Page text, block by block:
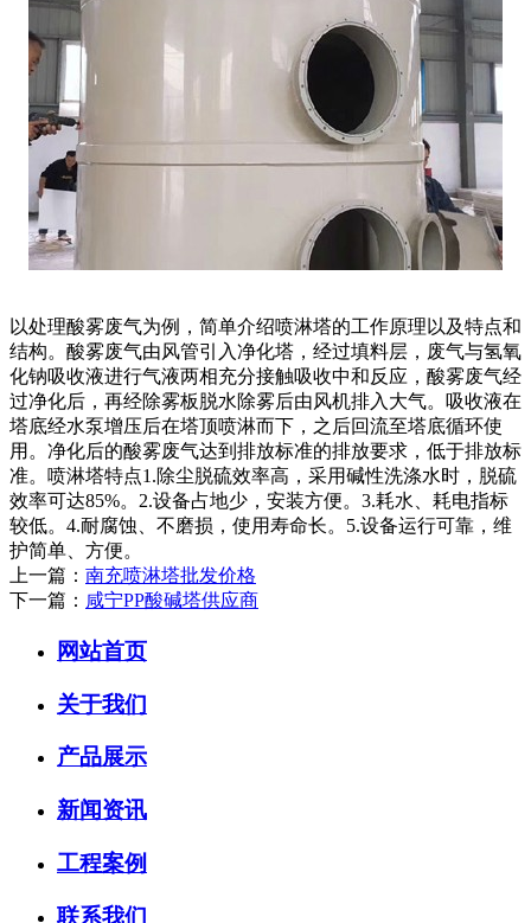
以处理酸雾废气为例，简单介绍喷淋塔的工作原理以及特点和
结构。酸雾废气由风管引入净化塔，经过填料层，废气与氢氧
化钠吸收液进行气液两相充分接触吸收中和反应，酸雾废气经
过净化后，再经除雾板脱水除雾后由风机排入大气。吸收液在
塔底经水泵增压后在塔顶喷淋而下，之后回流至塔底循环使
用。净化后的酸雾废气达到排放标准的排放要求，低于排放标
准。喷淋塔特点1.除尘脱硫效率高，采用碱性洗涤水时，脱硫
效率可达85%。2.设备占地少，安装方便。3.耗水、耗电指标
较低。4.耐腐蚀、不磨损，使用寿命长。5.设备运行可靠，维
护简单、方便。
上一篇： 南充喷淋塔批发价格
下一篇： 咸宁PP酸碱塔供应商
网站首页
关于我们
产品展示
新闻资讯
工程案例
联系我们